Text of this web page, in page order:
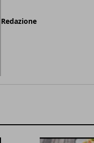
Redazione